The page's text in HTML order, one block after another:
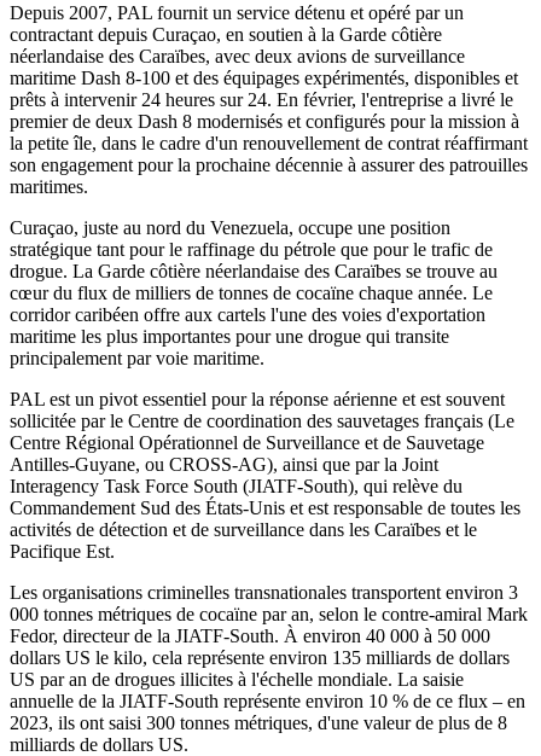
Depuis 2007, PAL fournit un service détenu et opéré par un
contractant depuis Curaçao, en soutien à la Garde côtière
néerlandaise des Caraïbes, avec deux avions de surveillance
maritime Dash 8-100 et des équipages expérimentés, disponibles et
prêts à intervenir 24 heures sur 24. En février, l'entreprise a livré le
premier de deux Dash 8 modernisés et configurés pour la mission à
la petite île, dans le cadre d'un renouvellement de contrat réaffirmant
son engagement pour la prochaine décennie à assurer des patrouilles
maritimes.
Curaçao, juste au nord du Venezuela, occupe une position
stratégique tant pour le raffinage du pétrole que pour le trafic de
drogue. La Garde côtière néerlandaise des Caraïbes se trouve au
cœur du flux de milliers de tonnes de cocaïne chaque année. Le
corridor caribéen offre aux cartels l'une des voies d'exportation
maritime les plus importantes pour une drogue qui transite
principalement par voie maritime.
PAL est un pivot essentiel pour la réponse aérienne et est souvent
sollicitée par le Centre de coordination des sauvetages français (Le
Centre Régional Opérationnel de Surveillance et de Sauvetage
Antilles-Guyane, ou CROSS-AG), ainsi que par la Joint
Interagency Task Force South (JIATF-South), qui relève du
Commandement Sud des États-Unis et est responsable de toutes les
activités de détection et de surveillance dans les Caraïbes et le
Pacifique Est.
Les organisations criminelles transnationales transportent environ 3
000 tonnes métriques de cocaïne par an, selon le contre-amiral Mark
Fedor, directeur de la JIATF-South. À environ 40 000 à 50 000
dollars US le kilo, cela représente environ 135 milliards de dollars
US par an de drogues illicites à l'échelle mondiale. La saisie
annuelle de la JIATF-South représente environ 10 % de ce flux – en
2023, ils ont saisi 300 tonnes métriques, d'une valeur de plus de 8
milliards de dollars US.